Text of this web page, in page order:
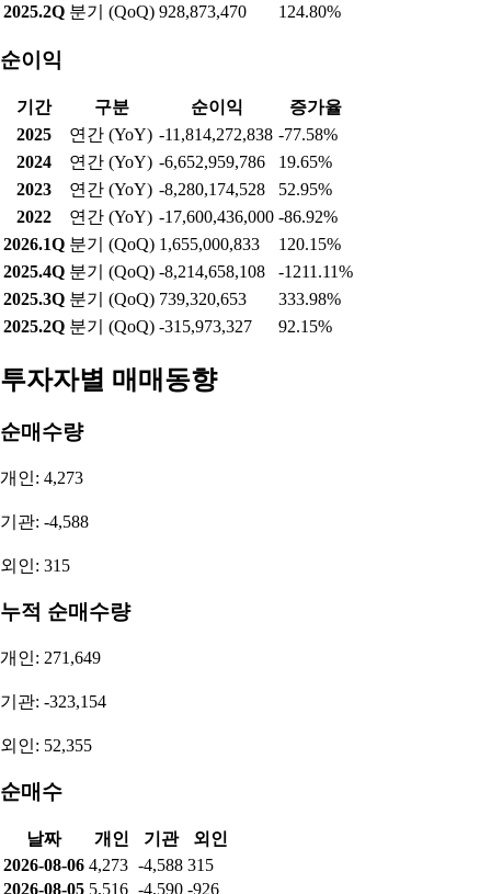
2025.2Q 분기 (QoQ) 928,873,470 124.80%
순이익
기간 구분 순이익
증가율
2025
연간 (YoY) -11,814,272,838 -77.58%
2024
연간 (YoY) -6,652,959,786
19.65%
2023
연간 (YoY) -8,280,174,528
52.95%
2022
연간 (YoY) -17,600,436,000 -86.92%
2026.1Q 분기 (QoQ) 1,655,000,833
120.15%
2025.4Q 분기 (QoQ) -8,214,658,108
-1211.11%
2025.3Q 분기 (QoQ) 739,320,653
333.98%
2025.2Q 분기 (QoQ) -315,973,327 92.15%
투자자별 매매동향
순매수량
개인: 4,273
기관: -4,588
외인: 315
누적 순매수량
개인: 271,649
기관: -323,154
외인: 52,355
순매수
날짜 개인 기관
외인
2026-08-06 4,273 -4,588 315
2026-08-05 5,516 -4,590 -926